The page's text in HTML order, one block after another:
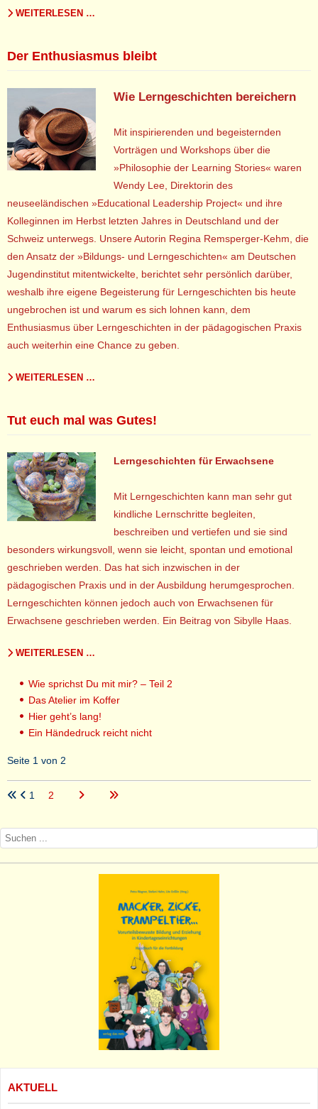
WEITERLESEN …
Der Enthusiasmus bleibt
Wie Lerngeschichten bereichern
Mit inspirierenden und begeisternden
Vorträgen und Workshops über die
»Philosophie der Learning Stories« waren
Wendy Lee, Direktorin des
neuseeländischen »Educational Leadership Project« und ihre
Kolleginnen im Herbst letzten Jahres in Deutschland und der
Schweiz unterwegs. Unsere Autorin Regina Remsperger-Kehm, die
den Ansatz der »Bildungs- und Lerngeschichten« am Deutschen
Jugendinstitut mitentwickelte, berichtet sehr persönlich darüber,
weshalb ihre eigene Begeisterung für Lerngeschichten bis heute
ungebrochen ist und warum es sich lohnen kann, dem
Enthusiasmus über Lerngeschichten in der pädagogischen Praxis
auch weiterhin eine Chance zu geben.
WEITERLESEN …
Tut euch mal was Gutes!
Lerngeschichten für Erwachsene
Mit Lerngeschichten kann man sehr gut
kindliche Lernschritte begleiten,
beschreiben und vertiefen und sie sind
besonders wirkungsvoll, wenn sie leicht, spontan und emotional
geschrieben werden. Das hat sich inzwischen in der
pädagogischen Praxis und in der Ausbildung herumgesprochen.
Lerngeschichten können jedoch auch von Erwachsenen für
Erwachsene geschrieben werden. Ein Beitrag von Sibylle Haas.
WEITERLESEN …
Wie sprichst Du mit mir? – Teil 2
Das Atelier im Koffer
Hier geht’s lang!
Ein Händedruck reicht nicht
Seite 1 von 2
1 2
AKTUELL